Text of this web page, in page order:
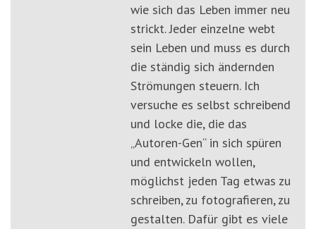
wie sich das Leben immer neu
strickt. Jeder einzelne webt
sein Leben und muss es durch
die ständig sich ändernden
Strömungen steuern. Ich
versuche es selbst schreibend
und locke die, die das
„Autoren-Gen“ in sich spüren
und entwickeln wollen,
möglichst jeden Tag etwas zu
schreiben, zu fotografieren, zu
gestalten. Dafür gibt es viele